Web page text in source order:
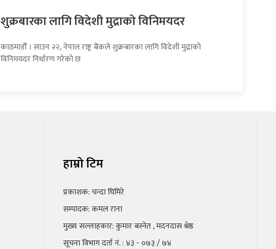
शुक्रबारका लागि विदेशी मुद्राको विनिमयदर
काठमाडौँ । साउन २२, नेपाल राष्ट्र बैंकले शुक्रबारका लागि विदेशी मुद्राको
विनिमयदर निर्धारण गरेको छ
हाम्रो टिम
प्रकाशक: चन्दा घिमिरे
सम्पादक: कमल राना
मुख्य सल्लाहकार: कुमार बस्नेत , मदनदास श्रेष्ठ
सूचना विभाग दर्ता नं. : ४३ - ०७३ / ७४